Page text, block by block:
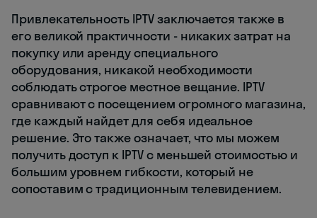
Привлекательность IPTV заключается также в
его великой практичности - никаких затрат на
покупку или аренду специального
оборудования, никакой необходимости
соблюдать строгое местное вещание. IPTV
сравнивают с посещением огромного магазина,
где каждый найдет для себя идеальное
решение. Это также означает, что мы можем
получить доступ к IPTV с меньшей стоимостью и
большим уровнем гибкости, который не
сопоставим с традиционным телевидением.